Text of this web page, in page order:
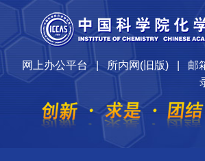
网上办公平台|所内网(旧版)| 邮